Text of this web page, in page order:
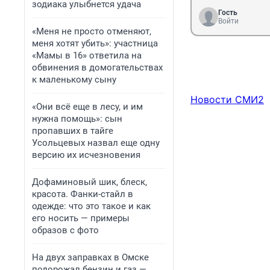
зодиака улыбнется удача
«Меня не просто отменяют,
меня хотят убить»: участница
«Мамы в 16» ответила на
обвинения в домогательствах
к маленькому сыну
«Они всё еще в лесу, и им
нужна помощь»: сын
пропавших в тайге
Усольцевых назвал еще одну
версию их исчезновения
Дофаминовый шик, блеск,
красота. Фанки-стайл в
одежде: что это такое и как
его носить — примеры
образов с фото
На двух заправках в Омске
Гость
Войти
Новости СМИ2